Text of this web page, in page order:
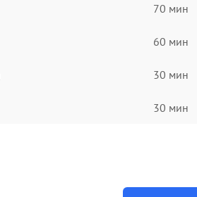
70 мин
60 мин
30 мин
30 мин